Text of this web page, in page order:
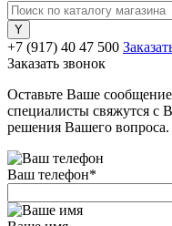
+7 (917) 40 47 500
Заказать звонок
Оставьте Ваше
специалисты свяжутся с
решения Вашего вопроса.
Ваш телефон*